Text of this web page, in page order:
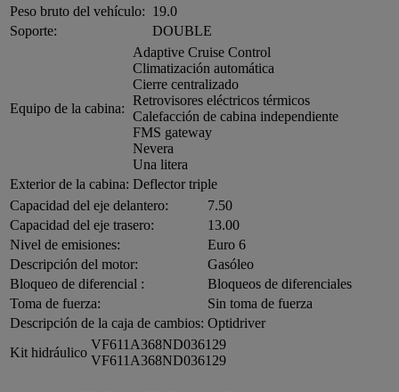
Peso bruto del vehículo: 19.0
Soporte:
DOUBLE
Equipo de la cabina:
Adaptive Cruise Control
Climatización automática
Cierre centralizado
Retrovisores eléctricos térmicos
Calefacción de cabina independiente
FMS gateway
Nevera
Una litera
Exterior de la cabina: Deflector triple
Capacidad del eje delantero:
7.50
Capacidad del eje trasero:
13.00
Nivel de emisiones:
Euro 6
Descripción del motor:
Gasóleo
Bloqueo de diferencial :
Bloqueos de diferenciales
Toma de fuerza:
Sin toma de fuerza
Descripción de la caja de cambios: Optidriver
Kit hidráulico
VF611A368ND036129
VF611A368ND036129